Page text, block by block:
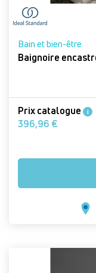
Bain et bien-être
Prix catalogue i
396,96 €